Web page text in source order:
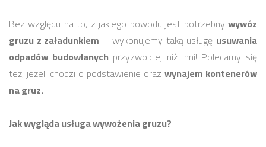
Bez względu na to, z jakiego powodu jest potrzebny wywóz
gruzu z załadunkiem – wykonujemy taką usługę usuwania
odpadów budowlanych przyzwoiciej niż inni! Polecamy się
też, jeżeli chodzi o podstawienie oraz wynajem kontenerów
na gruz.
Jak wygląda usługa wywożenia gruzu?